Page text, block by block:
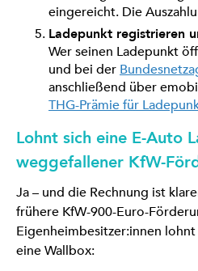
eingereicht. Die
Ladepunkt registrieren
Wer seinen Ladepunkt
und bei der
anschließend über
THG-Prämie für
Lohnt sich eine E-Auto
weggefallener KfW-
Ja – und die Rechnung ist
frühere KfW-900-Euro-
Eigenheimbesitzer:innen
eine Wallbox: